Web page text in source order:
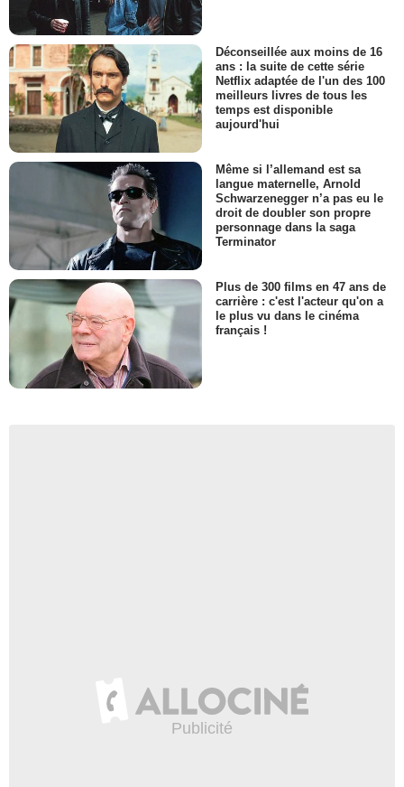
Déconseillée aux moins de 16
ans : la suite de cette série
Netflix adaptée de l'un des 100
meilleurs livres de tous les
temps est disponible
aujourd'hui
Même si l’allemand est sa
langue maternelle, Arnold
Schwarzenegger n’a pas eu le
droit de doubler son propre
personnage dans la saga
Terminator
Plus de 300 films en 47 ans de
carrière : c'est l'acteur qu'on a
le plus vu dans le cinéma
français !